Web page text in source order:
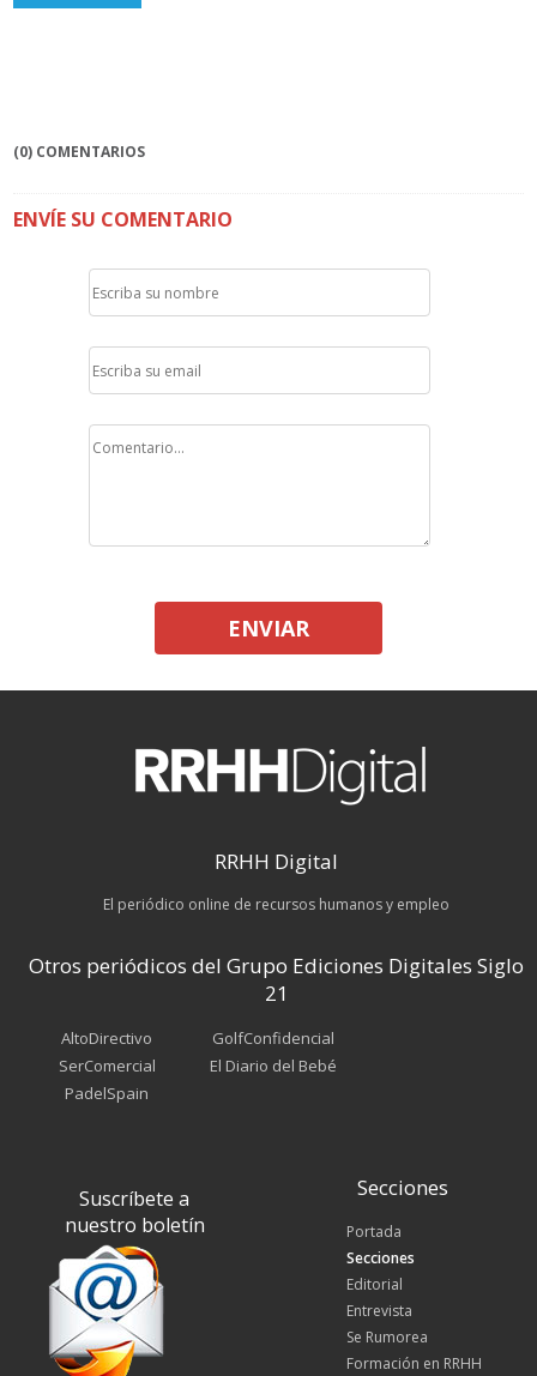
(0) COMENTARIOS
ENVÍE SU COMENTARIO
ENVIAR
RRHH Digital
El periódico online de recursos humanos y empleo
Otros periódicos del Grupo Ediciones Digitales Siglo
21
AltoDirectivo
SerComercial
PadelSpain
GolfConfidencial
El Diario del Bebé
Suscríbete a
nuestro boletín
Secciones
Portada
Secciones
Editorial
Entrevista
Se Rumorea
Formación en RRHH